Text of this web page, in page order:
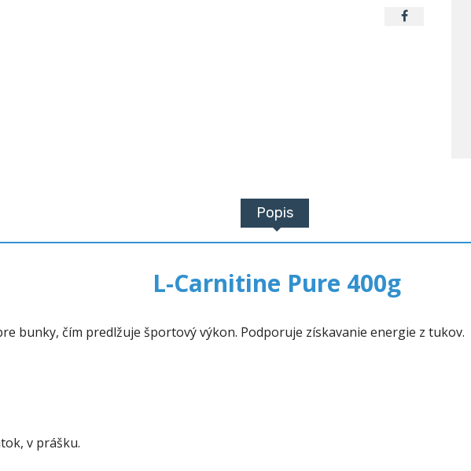
Popis
L-Carnitine Pure 400g
bunky, čím predlžuje športový výkon. Podporuje získavanie energie z tukov.
v prášku.